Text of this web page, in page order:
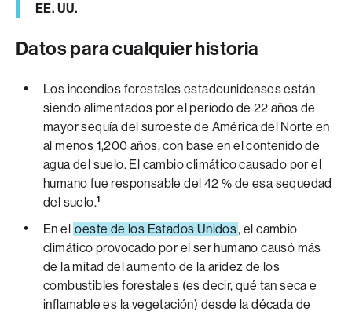
EE. UU.
Datos para cualquier historia
Los incendios forestales estadounidenses están
siendo alimentados por el período de 22 años de
mayor sequía del suroeste de América del Norte en
al menos 1,200 años, con base en el contenido de
agua del suelo. El cambio climático causado por el
humano fue responsable del 42 % de esa sequedad
del suelo.1
En el oeste de los Estados Unidos, el cambio
climático provocado por el ser humano causó más
de la mitad del aumento de la aridez de los
combustibles forestales (es decir, qué tan seca e
inflamable es la vegetación) desde la década de